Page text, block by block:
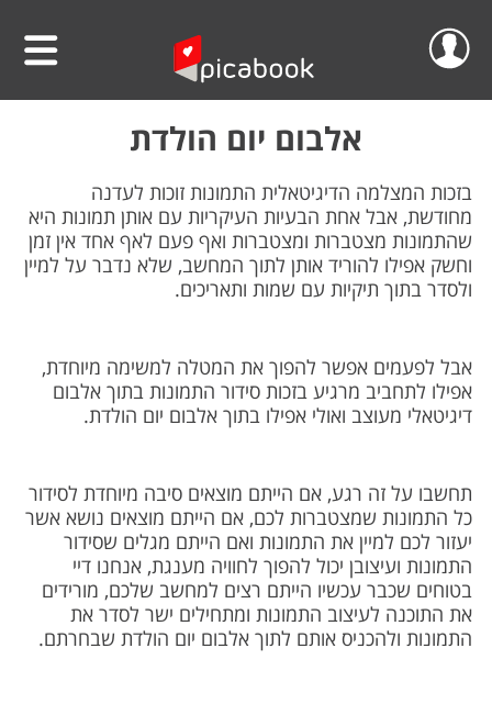
סרטוני וידאו
אלבומים
לוחות שנה
הגדה אישית לפסח
פיקאבוק על הקיר
חדש!פיקסל על הקיר
הדפס תמונתך בענק
גלריית מוצרים
משלוחים
צור קשר
מבצעים
שלום
הפרוייקטים שלי
ההזמנות שלי
הסרטונים שלי
הפרופיל שלי
התנתק
אלבום יום הולדת
בזכות המצלמה הדיגיטאלית התמונות זוכות לעדנה
מחודשת, אבל אחת הבעיות העיקריות עם אותן תמונות היא
שהתמונות מצטברות ומצטברות ואף פעם לאף אחד אין זמן
וחשק אפילו להוריד אותן לתוך המחשב, שלא נדבר על למיין
ולסדר בתוך תיקיות עם שמות ותאריכים.
אבל לפעמים אפשר להפוך את המטלה למשימה מיוחדת,
אפילו לתחביב מרגיע בזכות סידור התמונות בתוך אלבום
דיגיטאלי מעוצב ואולי אפילו בתוך אלבום יום הולדת.
תחשבו על זה רגע, אם הייתם מוצאים סיבה מיוחדת לסידור
כל התמונות שמצטברות לכם, אם הייתם מוצאים נושא אשר
יעזור לכם למיין את התמונות ואם הייתם מגלים שסידור
התמונות ועיצובן יכול להפוך לחוויה מענגת, אנחנו דיי
בטוחים שכבר עכשיו הייתם רצים למחשב שלכם, מורידים
את התוכנה לעיצוב התמונות ומתחילים ישר לסדר את
התמונות ולהכניס אותם לתוך אלבום יום הולדת שבחרתם.